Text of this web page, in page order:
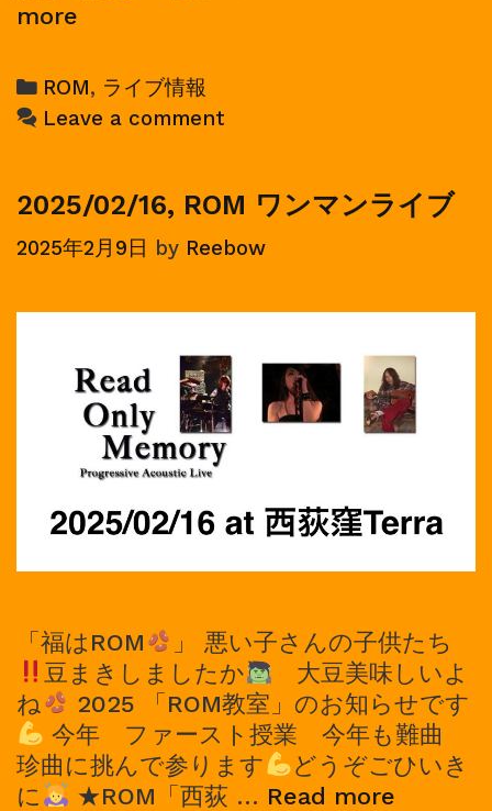
more
ワ
ン
ラ
ブ
Categories
ROM, ライブ情報
Leave a comment
2025/02/16, ROM ワンマンライブ
2025年2月9日 by Reebow
「福はROM
」 悪い子さんの子供たち
豆まきしましたか
大豆美味しいよ
ね
2025 「ROM教室」のお知らせです
今年 ファースト授業 今年も難曲
珍曲に挑んで参ります
どうぞごひいき
に
★ROM「西荻 … Read more